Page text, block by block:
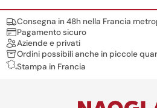
Nos engagements
Consegna in 48h nella Francia
Pagamento sicuro
Aziende e privati
Ordini possibili anche in piccole
Stampa in Francia